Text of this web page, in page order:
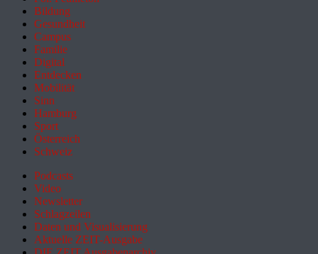
Bildung
Gesundheit
Campus
Familie
Digital
Entdecken
Mobilität
Sinn
Hamburg
Sport
Österreich
Schweiz
Podcasts
Video
Newsletter
Schlagzeilen
Daten und Visualisierung
Aktuelle ZEIT-Ausgabe